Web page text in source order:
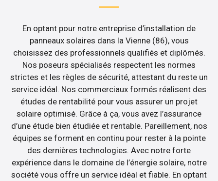
En optant pour notre entreprise d’installation de
panneaux solaires dans la Vienne (86), vous
choisissez des professionnels qualifiés et diplômés.
Nos poseurs spécialisés respectent les normes
strictes et les règles de sécurité, attestant du reste un
service idéal. Nos commerciaux formés réalisent des
études de rentabilité pour vous assurer un projet
solaire optimisé. Grâce à ça, vous avez l’assurance
d’une étude bien étudiée et rentable. Pareillement, nos
équipes se forment en continu pour rester à la pointe
des dernières technologies. Avec notre forte
expérience dans le domaine de l’énergie solaire, notre
société vous offre un service idéal et fiable. En optant